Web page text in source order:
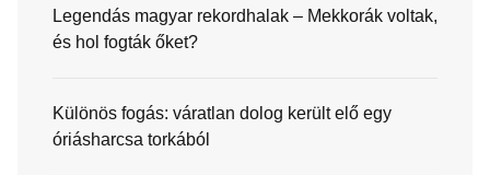
Legendás magyar rekordhalak – Mekkorák voltak,
és hol fogták őket?
Különös fogás: váratlan dolog került elő egy
óriásharcsa torkából